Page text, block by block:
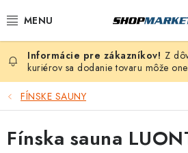
na
VÍRIVÉ VANE
SAUNY
BAZÉNY
Z
kuriérov sa dodanie tovaru môže
FÍNSKE SAUNY
Fínska sauna